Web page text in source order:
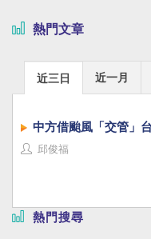
熱門文章
近三日 近一月
中方借颱風「交管」
邱俊福
熱門搜尋